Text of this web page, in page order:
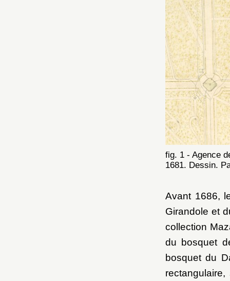
fig. 1 - Agence
1681. Dessin.
Avant 1686,
Girandole et
collection
du bosquet
bosquet du